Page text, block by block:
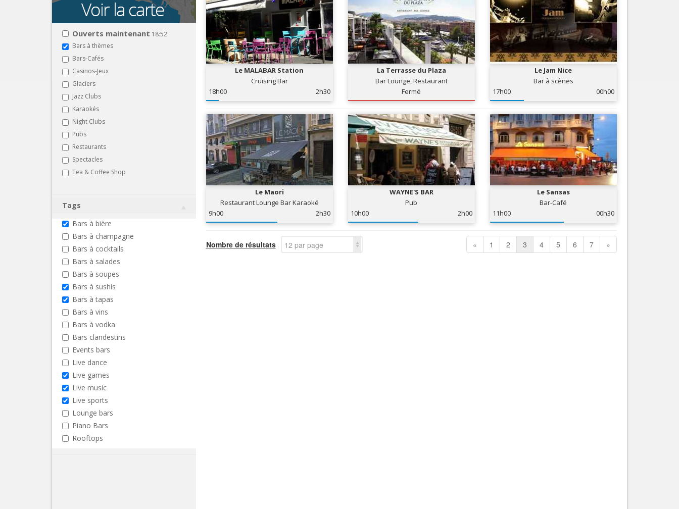
Ouverts maintenant 18:52
Bars à thèmes
Bars-Cafés
Casinos-Jeux
Glaciers
Jazz Clubs
Karaokés
Night Clubs
Pubs
Restaurants
Spectacles
Tea & Coffee Shop
Tags
Bars à bière
Bars à champagne
Bars à cocktails
Bars à salades
Bars à soupes
Bars à sushis
Bars à tapas
Bars à vins
Bars à vodka
Bars clandestins
Events bars
Live dance
Live games
Live music
Live sports
Lounge bars
Piano Bars
Rooftops
Le MALABAR Station
Cruising Bar
18h00
2h30
La Terrasse du Plaza
Bar Lounge, Restaurant
Fermé
Le Jam Nice
Bar à scènes
17h00
00h00
Le Maori
Restaurant Lounge Bar Karaoké
9h00
2h30
WAYNE'S BAR
Pub
10h00
2h00
Le Sansas
Bar-Café
11h00
00h30
Nombre de résultats 12 par page « 1 2 3 4 5 6 7 »